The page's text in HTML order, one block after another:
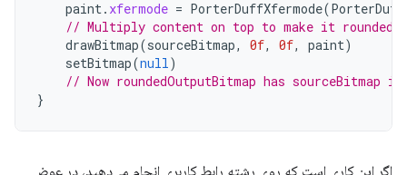
paint . xfermode = PorterDuffXfermode(PorterDuff
// Multiply content on top to make it rounded.
drawBitmap(sourceBitmap, 0f, 0f, paint)
setBitmap(null )
// Now roundedOutputBitmap has
}
اگر این کاری است که روی رشته رابط کاربری انجام می‌دهید، در عوض